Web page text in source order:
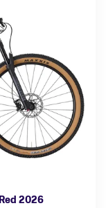
2026